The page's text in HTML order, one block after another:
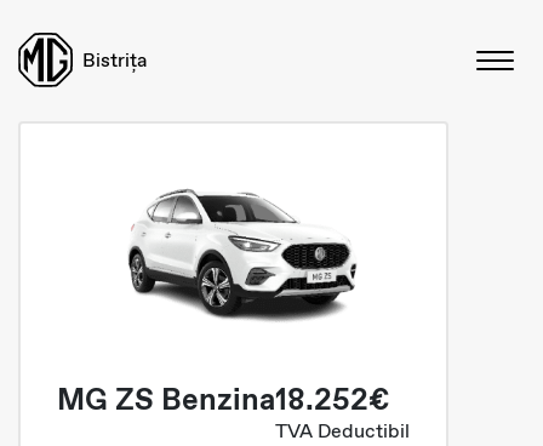
Bistrița
MG ZS Benzina18.252€
TVA Deductibil